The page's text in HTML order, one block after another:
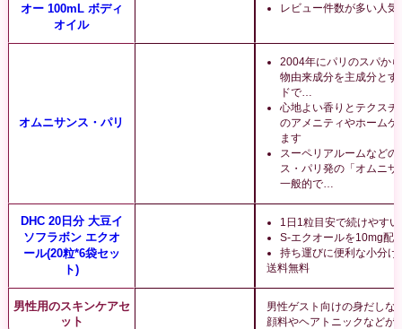
オー 100mL ボディ
オイル
レビュー件数が多い人気
オムニサンス・パリ
2004年にパリのスパか
物由来成分を主成分と
ドで…
心地よい香りとテクス
のアメニティやホーム
ます
スーペリアルームなど
ス・パリ発の「オムニ
一般的で…
DHC 20日分 大豆イ
ソフラボン エクオ
ール(20粒*6袋セッ
ト)
1日1粒目安で続けやすい
S-エクオールを10mg配
持ち運びに便利な小分け
送料無料
男性用のスキンケアセ
ット
男性ゲスト向けの身だしな
顔料やヘアトニックなどが